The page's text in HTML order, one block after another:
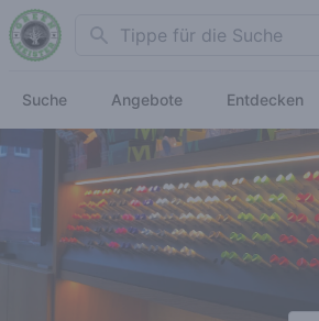
Search
Suche Angebote Entdecken